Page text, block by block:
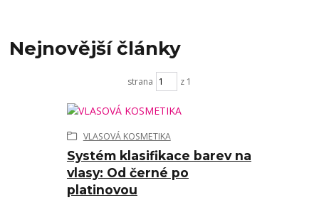
Nejnovější články
strana z 1
Systém klasifikace barev na
vlasy: Od černé po
platinovou
VLASOVÁ KOSMETIKA